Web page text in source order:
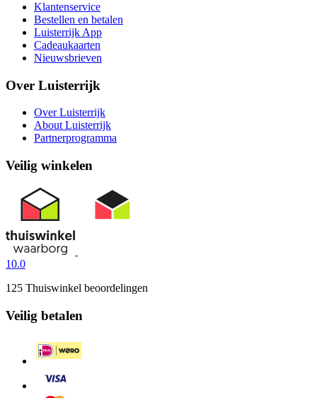
Klantenservice
Bestellen en betalen
Luisterrijk App
Cadeaukaarten
Nieuwsbrieven
Over Luisterrijk
Over Luisterrijk
About Luisterrijk
Partnerprogramma
Veilig winkelen
10.0
125 Thuiswinkel beoordelingen
Veilig betalen